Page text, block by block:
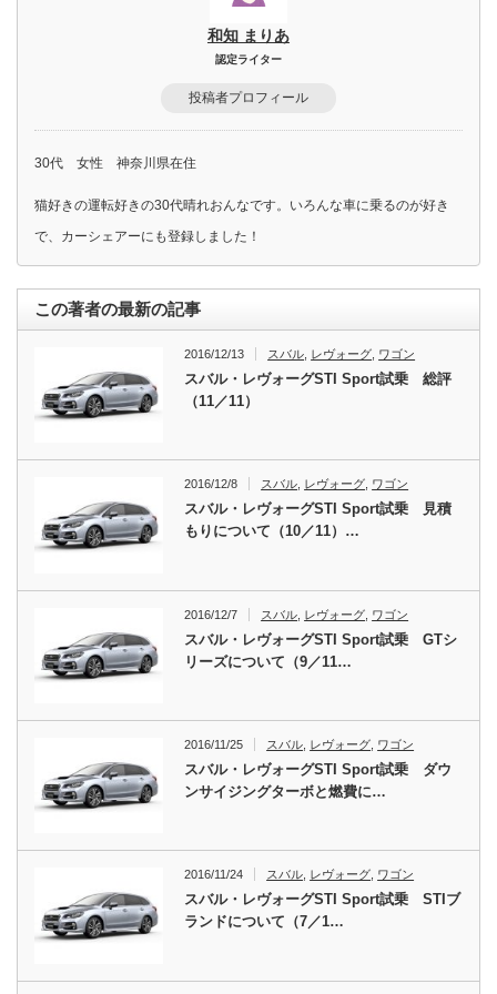
和知 まりあ
認定ライター
投稿者プロフィール
30代 女性 神奈川県在住
猫好きの運転好きの30代晴れおんなです。いろんな車に乗るのが好き
で、カーシェアーにも登録しました！
この著者の最新の記事
2016/12/13 スバル レヴォーグ ワゴン
スバル・レヴォーグSTI Sport試乗 総評
（11／11）
2016/12/8 スバル レヴォーグ ワゴン
スバル・レヴォーグSTI Sport試乗 見積
もりについて（10／11）…
2016/12/7 スバル レヴォーグ ワゴン
スバル・レヴォーグSTI Sport試乗 GTシ
リーズについて（9／11…
2016/11/25 スバル レヴォーグ ワゴン
スバル・レヴォーグSTI Sport試乗 ダウ
ンサイジングターボと燃費に…
2016/11/24 スバル, レヴォーグ, ワゴン
スバル・レヴォーグSTI Sport試乗 STIブ
ランドについて（7／1…